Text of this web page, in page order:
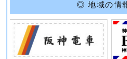
◎ 地域の情